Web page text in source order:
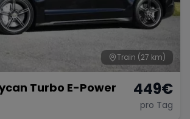
Train (27 km)
Turbo E-Power 449€
pro Tag